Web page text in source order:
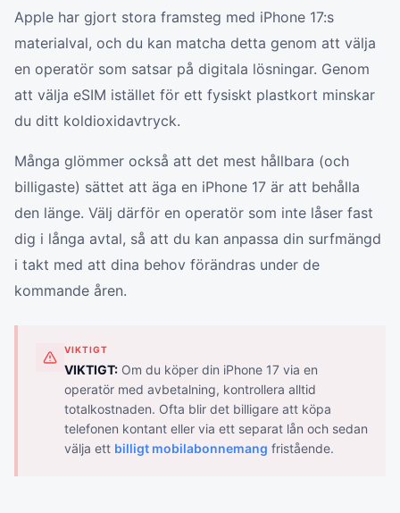
Apple har gjort stora framsteg med iPhone 17:s
materialval, och du kan matcha detta genom att välja
en operatör som satsar på digitala lösningar. Genom
att välja eSIM istället för ett fysiskt plastkort minskar
du ditt koldioxidavtryck.
Många glömmer också att det mest hållbara (och
billigaste) sättet att äga en iPhone 17 är att behålla
den länge. Välj därför en operatör som inte låser fast
dig i långa avtal, så att du kan anpassa din surfmängd
i takt med att dina behov förändras under de
kommande åren.
VIKTIGT
VIKTIGT: Om du köper din iPhone 17 via en
operatör med avbetalning, kontrollera alltid
totalkostnaden. Ofta blir det billigare att köpa
telefonen kontant eller via ett separat lån och sedan
välja ett billigt mobilabonnemang fristående.